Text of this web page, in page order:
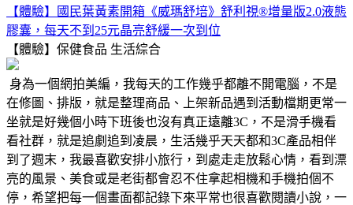
【體驗】國民葉黃素開箱《威瑪舒培》舒利視®增量版2.0液態
膠囊，每天不到25元晶亮舒緩一次到位
【體驗】保健食品 生活綜合
身為一個網拍美編，我每天的工作幾乎都離不開電腦，不是
在修圖、排版，就是整理商品、上架新品遇到活動檔期更常一
坐就是好幾個小時下班後也沒有真正遠離3C，不是滑手機看
看社群，就是追劇追到凌晨，生活幾乎天天都和3C產品相伴
到了週末，我最喜歡安排小旅行，到處走走放鬆心情，看到漂
亮的風景、美食或是老街都會忍不住拿起相機和手機拍個不
停，希望把每一個畫面都記錄下來平常也很喜歡閱讀小說，一